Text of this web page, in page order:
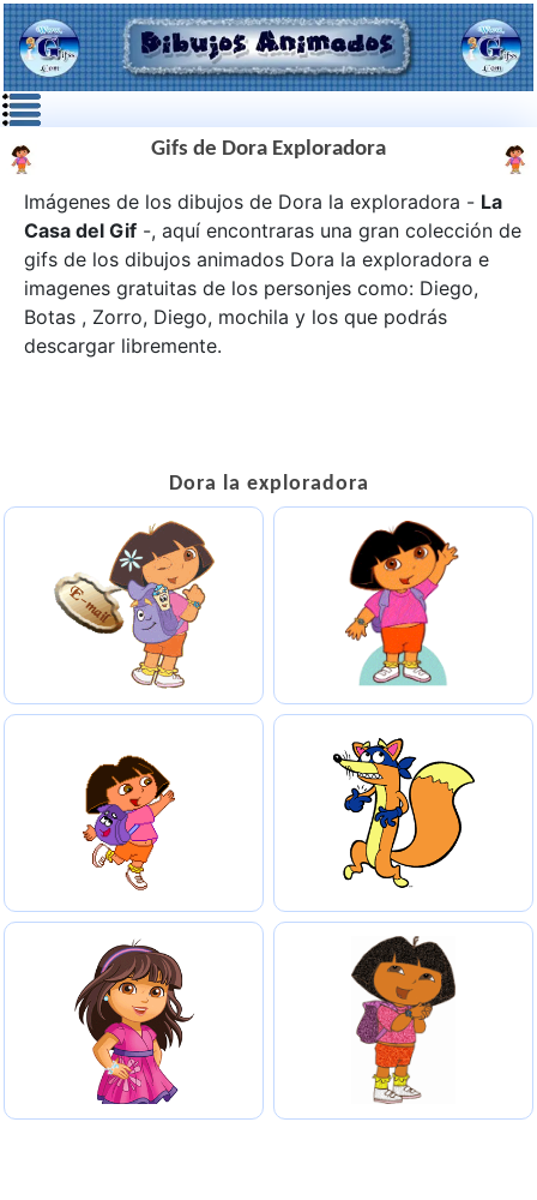
Gifs de Dora Exploradora
Imágenes de los dibujos de Dora la exploradora - La
Casa del Gif -, aquí encontraras una gran colección de
gifs de los dibujos animados Dora la exploradora e
imagenes gratuitas de los personjes como: Diego,
Botas , Zorro, Diego, mochila y los que podrás
descargar libremente.
Dora la exploradora